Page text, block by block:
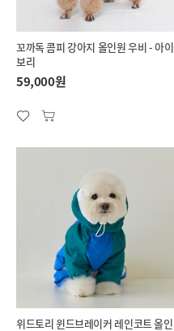
꼬까독 콤피 강아지 올인원 우비 - 아이
보리
59,000원
위드토리 윈드브레이커 레인코트 올인